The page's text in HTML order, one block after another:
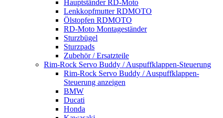
Hauptständer RD-Moto
Lenkkopfmutter RDMOTO
Ölstopfen RDMOTO
RD-Moto Montageständer
Sturzbügel
Sturzpads
Zubehör / Ersatzteile
Rim-Rock Servo Buddy / Auspuffklappen-Steuerung
Rim-Rock Servo Buddy / Auspuffklappen-
Steuerung anzeigen
BMW
Ducati
Honda